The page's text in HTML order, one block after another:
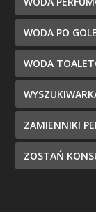
WODA PO
WODA
ZAMIENNIKI
ZOSTAŃ